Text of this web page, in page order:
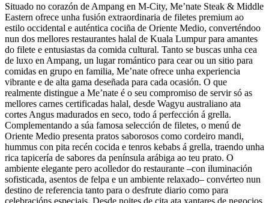
Situado no corazón de Ampang en M-City, Me’nate Steak & Middle
Eastern ofrece unha fusión extraordinaria de filetes premium ao
estilo occidental e auténtica cociña de Oriente Medio, converténdoo
nun dos mellores restaurantes halal de Kuala Lumpur para amantes
do filete e entusiastas da comida cultural. Tanto se buscas unha cea
de luxo en Ampang, un lugar romántico para cear ou un sitio para
comidas en grupo en familia, Me’nate ofrece unha experiencia
vibrante e de alta gama deseñada para cada ocasión. O que
realmente distingue a Me’nate é o seu compromiso de servir só as
mellores carnes certificadas halal, desde Wagyu australiano ata
cortes Angus madurados en seco, todo á perfección á grella.
Complementando a súa famosa selección de filetes, o menú de
Oriente Medio presenta pratos saborosos como cordeiro mandi,
hummus con pita recén cocida e tenros kebabs á grella, traendo unha
rica tapicería de sabores da península arábiga ao teu prato. O
ambiente elegante pero acolledor do restaurante –con iluminación
sofisticada, asentos de felpa e un ambiente relaxado– convérteo nun
destino de referencia tanto para o desfrute diario como para
celebracións especiais. Desde noites de cita ata xantares de negocios